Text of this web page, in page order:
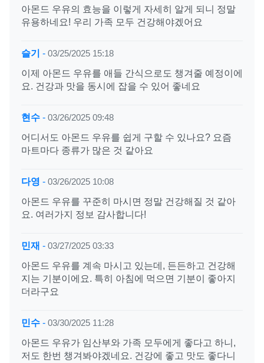
아몬드 우유의 효능을 이렇게 자세히 알게 되니 정말
유용하네요! 우리 가족 모두 건강해야겠어요
슬기 - 03/25/2025 15:18
이제 아몬드 우유를 애들 간식으로도 챙겨줄 예정이에
요. 건강과 맛을 동시에 잡을 수 있어 좋네요
현수 - 03/26/2025 09:48
어디서도 아몬드 우유를 쉽게 구할 수 있나요? 요즘
마트마다 종류가 많은 것 같아요
다영 - 03/26/2025 10:08
아몬드 우유를 꾸준히 마시면 정말 건강해질 것 같아
요. 여러가지 정보 감사합니다!
민재 - 03/27/2025 03:33
아몬드 우유를 계속 마시고 있는데, 든든하고 건강해
지는 기분이에요. 특히 아침에 먹으면 기분이 좋아지
더라구요
민수 - 03/30/2025 11:28
아몬드 우유가 임산부와 가족 모두에게 좋다고 하니,
저도 한번 챙겨봐야겠네요. 건강에 좋고 맛도 좋다니